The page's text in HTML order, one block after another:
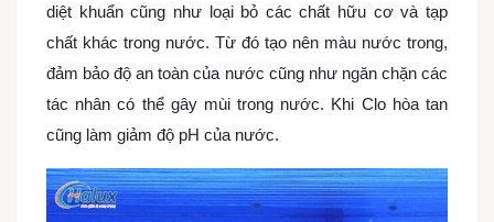
diệt khuẩn cũng như loại bỏ các chất hữu cơ và tạp
chất khác trong nước. Từ đó tạo nên màu nước trong,
đảm bảo độan toàn của nước cũng như ngăn chặn các
tác nhân có thể gây mùi trong nước. Khi Clo hòa tan
cũng làm giảm độ pH của nước.